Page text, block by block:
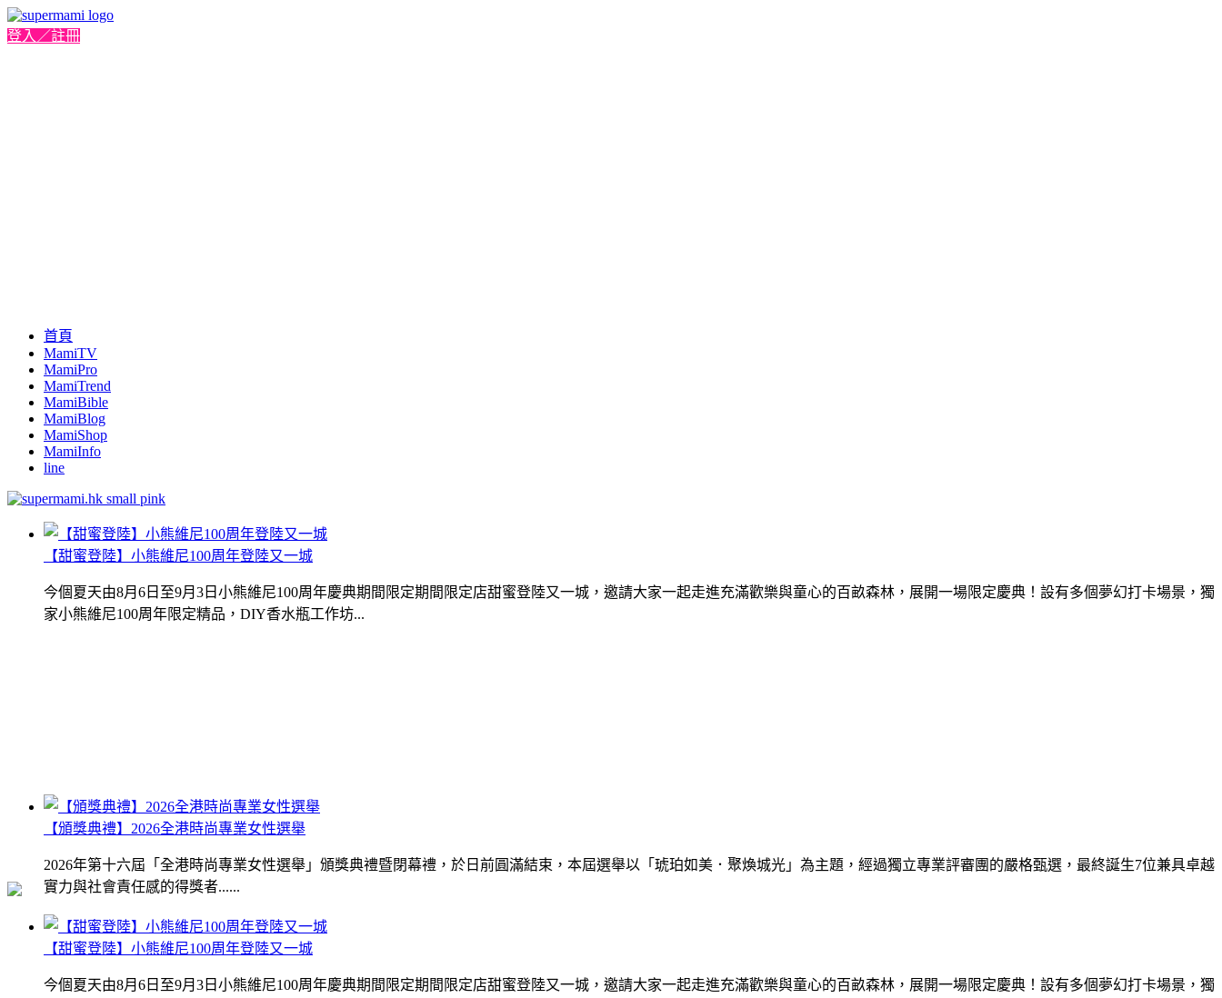
登入／註冊
首頁
MamiTV
MamiPro
MamiTrend
MamiBible
MamiBlog
MamiShop
MamiInfo
line
【甜蜜登陸】小熊維尼100周年登陸又一城
今個夏天由8月6日至9月3日小熊維尼100周年慶典期間限定期間限定店甜蜜登陸又一城，邀請大家一起走進充滿歡樂與童心的百畝森林，展開一場限定慶典！設有多個夢幻打卡場景，獨
家小熊維尼100周年限定精品，DIY香水瓶工作坊...
【頒獎典禮】2026全港時尚專業女性選舉
2026年第十六屆「全港時尚專業女性選舉」頒獎典禮暨閉幕禮，於日前圓滿結束，本屆選舉以「琥珀如美．聚煥城光」為主題，經過獨立專業評審團的嚴格甄選，最終誕生7位兼具卓越
實力與社會責任感的得獎者......
【甜蜜登陸】小熊維尼100周年登陸又一城
今個夏天由8月6日至9月3日小熊維尼100周年慶典期間限定期間限定店甜蜜登陸又一城，邀請大家一起走進充滿歡樂與童心的百畝森林，展開一場限定慶典！設有多個夢幻打卡場景，獨